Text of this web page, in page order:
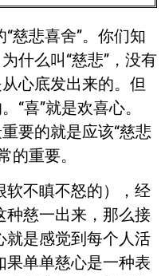
慈悲喜舍”。你们知
什么叫“慈悲”，没有
心底发出来的。但
“喜”就是欢喜心。
要的就是应该“慈悲
的重要。
软不瞋不怒的），经
种慈一出来，那么接
就是感觉到每个人活
果单单慈心是一种表